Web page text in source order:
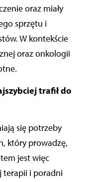
oraz miały
sprzętu i
W kontekście
oraz onkologii
trafił do
się potrzeby
który prowadzę,
jest więc
terapii i poradni